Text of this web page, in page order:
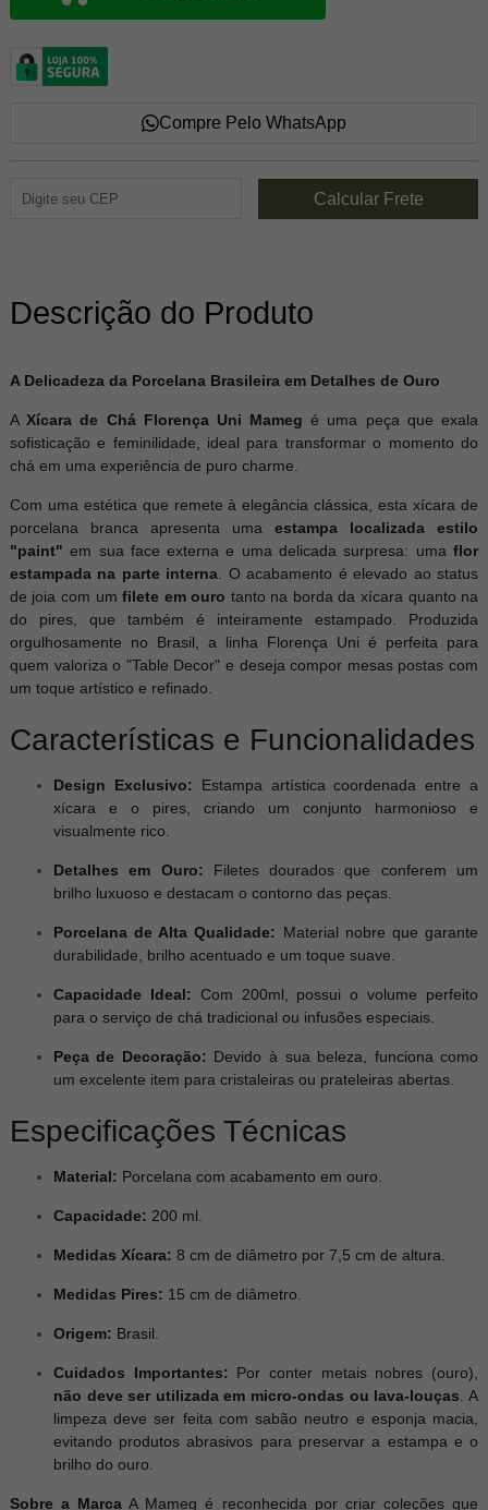
Compre Pelo WhatsApp
Descrição do Produto
A Delicadeza da Porcelana Brasileira em Detalhes de Ouro
AXícara de Chá Florença Uni Mameg é uma peça que exala
sofisticação e feminilidade, ideal para transformar o momento do
chá em uma experiência de puro charme.
Com uma estética que remete à elegância clássica, esta xícara de
porcelana branca apresenta umaestampa localizada estilo
"paint" em sua face externa e uma delicada surpresa: umaflor
estampada na parte interna. O acabamento é elevado ao status
de joia com umfilete em ouro tanto na borda da xícara quanto na
do pires, que também é inteiramente estampado. Produzida
orgulhosamente no Brasil, a linha Florença Uni é perfeita para
quem valoriza o "Table Decor" e deseja compor mesas postas com
um toque artístico e refinado.
Características e Funcionalidades
Design Exclusivo: Estampa artística coordenada entre a
xícara e o pires, criando um conjunto harmonioso e
visualmente rico.
Detalhes em Ouro: Filetes dourados que conferem um
brilho luxuoso e destacam o contorno das peças.
Porcelana de Alta Qualidade: Material nobre que garante
durabilidade, brilho acentuado e um toque suave.
Capacidade Ideal: Com 200ml, possui o volume perfeito
para o serviço de chá tradicional ou infusões especiais.
Peça de Decoração: Devido à sua beleza, funciona como
um excelente item para cristaleiras ou prateleiras abertas.
Especificações Técnicas
Material: Porcelana com acabamento em ouro.
Capacidade: 200 ml.
Medidas Xícara: 8 cm de diâmetro por 7,5 cm de altura.
Medidas Pires: 15 cm de diâmetro.
Origem: Brasil.
Cuidados Importantes: Por conter metais nobres (ouro),
não deve ser utilizada em micro-ondas ou lava-louças. A
limpeza deve ser feita com sabão neutro e esponja macia,
evitando produtos abrasivos para preservar a estampa e o
brilho do ouro.
Sobre a Marca A Mameg é reconhecida por criar coleções que